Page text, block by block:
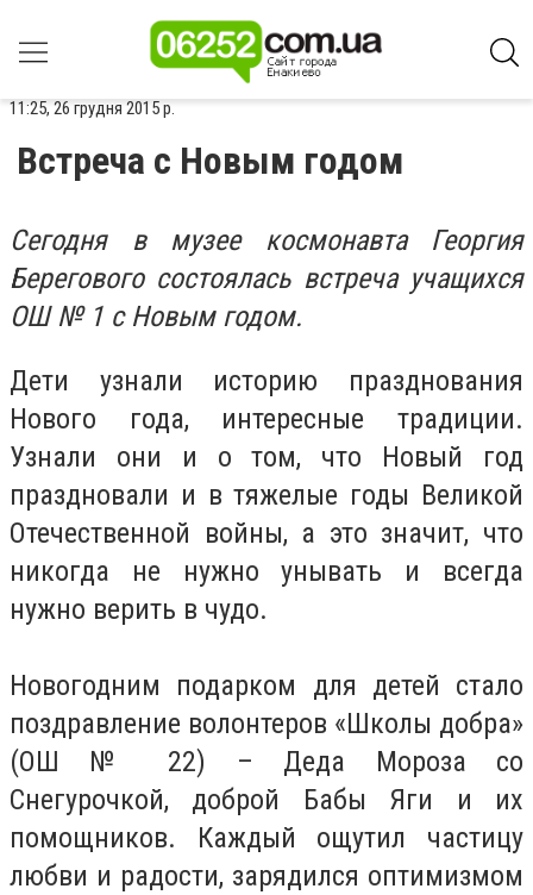
11:25, 26 грудня 2015 р.
Встреча с Новым годом
Сегодня в музее космонавта Георгия
Берегового состоялась встреча учащихся
ОШ № 1 с Новым годом.
Дети узнали историю празднования
Нового года, интересные традиции.
Узнали они и о том, что Новый год
праздновали и в тяжелые годы Великой
Отечественной войны, а это значит, что
никогда не нужно унывать и всегда
нужно верить в чудо.
Новогодним подарком для детей стало
поздравление волонтеров «Школы добра»
(ОШ № 22) – Деда Мороза со
Снегурочкой, доброй Бабы Яги и их
помощников. Каждый ощутил частицу
любви и радости, зарядился оптимизмом